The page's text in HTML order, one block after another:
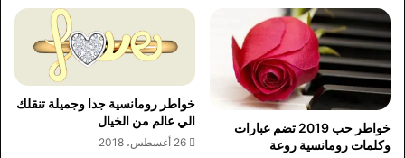
خواطر حب 2019 تضم عبارات
وكلمات رومانسية روعة
خواطر رومانسية جدا وجميلة تنقلك
الي عالم من الخيال
26 أغسطس، 2018